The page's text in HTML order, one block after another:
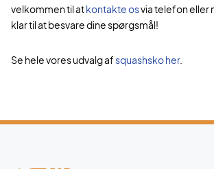
velkommen til atkontakte osvia telefon eller
klar til at besvare dine spørgsmål!
Se hele vores udvalg af squashsko her.